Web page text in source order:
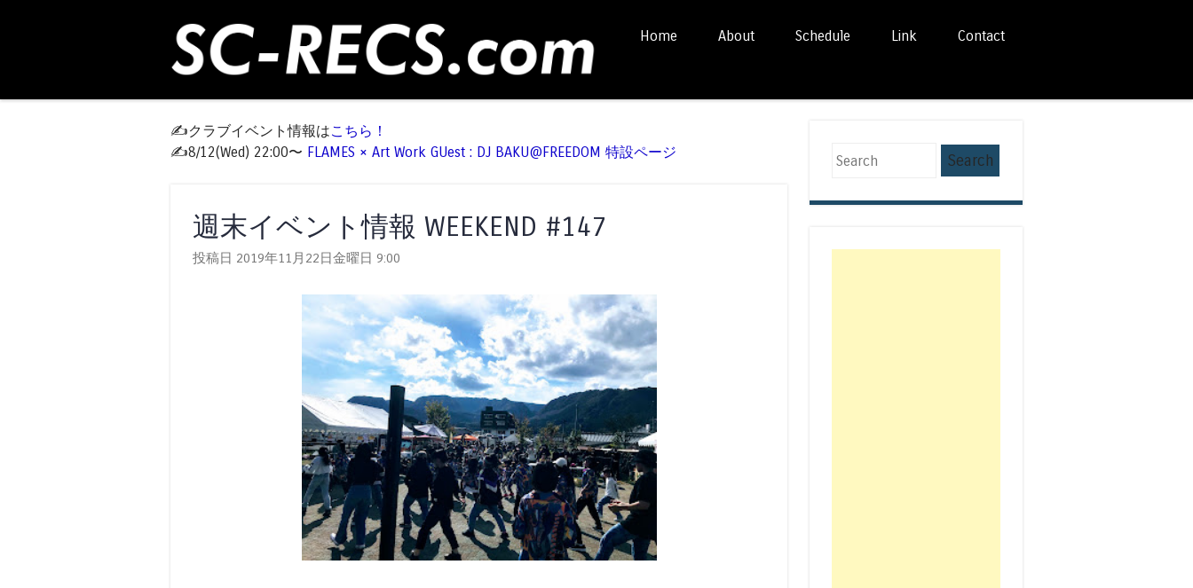
Skip to content
Home About Schedule Link Contact
✍️クラブイベント情報はこちら！
✍️8/12(Wed) 22:00〜 FLAMES × Art Work GUest : DJ BAKU@FREEDOM 特設ページ
週末イベント情報 WEEKEND #147
投稿日 2019年11月22日金曜日 9:00
Search